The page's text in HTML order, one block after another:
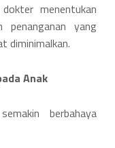
menentukan
penanganan yang
diminimalkan.
Anak
berbahaya